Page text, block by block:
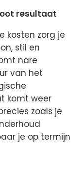
resultaat
kosten zorg je
stil en
nare
van het
komt weer
zoals je
je op termijn